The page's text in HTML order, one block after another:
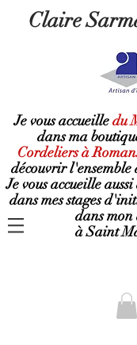
Claire
Je vous accueilledu
dans ma
Cordeliers à
découvrir l'ensemble
Je vous accueille
dans mes stages
dans
à Saint